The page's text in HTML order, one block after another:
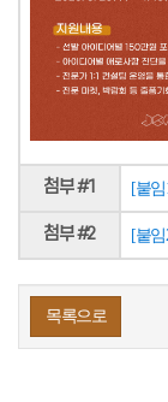
첨부 #1 [붙임
첨부 #2 [붙임
목록으로